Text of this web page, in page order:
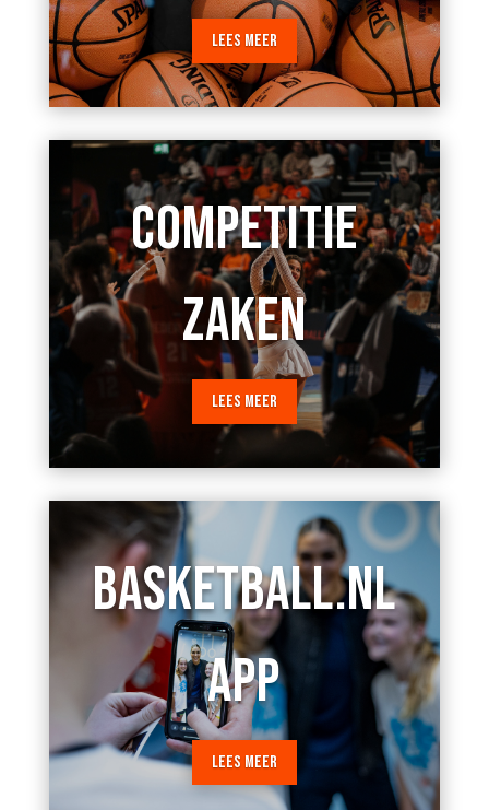
LEES MEER
COMPETITIE
ZAKEN
LEES MEER
BASKETBALL.NL
APP
LEES MEER